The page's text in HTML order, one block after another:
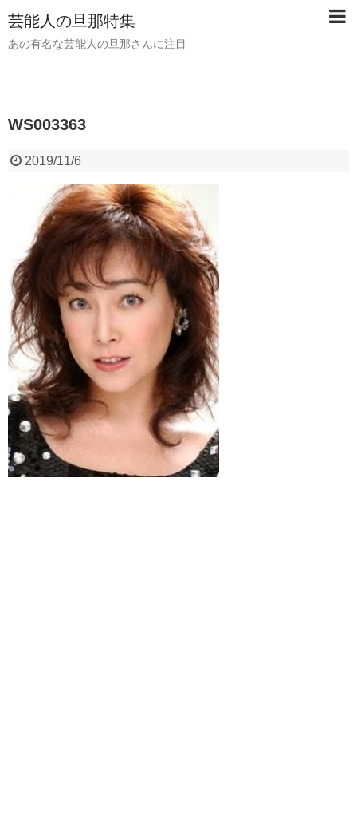
芸能人の旦那特集
あの有名な芸能人の旦那さんに注目
WS003363
2019/11/6